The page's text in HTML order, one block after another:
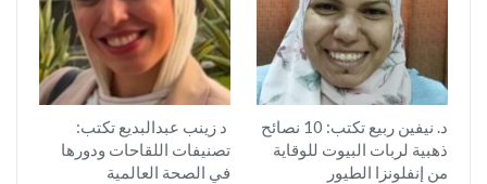
د. نيفين ربيع تكتب: 10 نصائح
ذهبية لربات البيوت للوقاية
من إنفلونزا الطيور
د زينب عبدالبديع تكتب:
تصنيفات اللقاحات ودورها
في الصحة العالمية